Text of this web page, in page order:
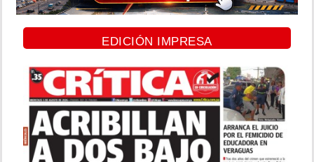
EDICIÓN IMPRESA